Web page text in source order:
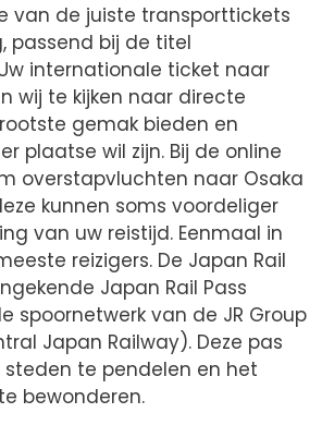
van de juiste transporttickets
passend bij de titel
internationale ticket naar
wij te kijken naar directe
gemak bieden en
plaatse wil zijn. Bij de online
overstapvluchten naar Osaka
kunnen soms voordeliger
van uw reistijd. Eenmaal in
reizigers. De Japan Rail
Japan Rail Pass
spoornetwerk van de JR Group
Japan Railway). Deze pas
te pendelen en het
bewonderen.